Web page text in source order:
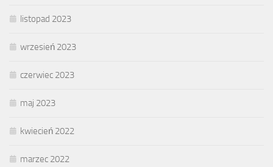
listopad 2023
wrzesień 2023
czerwiec 2023
maj 2023
kwiecień 2022
marzec 2022